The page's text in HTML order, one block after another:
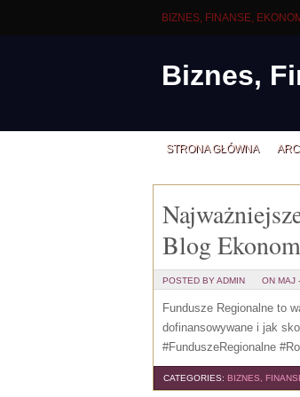
BIZNES, FINANSE,
Biznes,
STRONA GŁÓWNA
Blog
POSTED BY ADMIN ON MAJ
Fundusze Regionalne to
dofinansowywane i jak
#FunduszeRegionalne
CATEGORIES: BIZNES,